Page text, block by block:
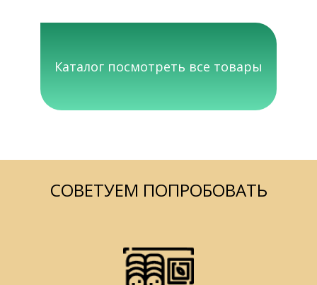
Каталог посмотреть все товары
СОВЕТУЕМ ПОПРОБОВАТЬ